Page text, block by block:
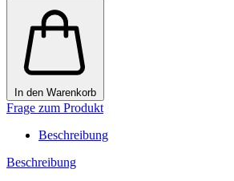
In den Warenkorb
Frage zum Produkt
Beschreibung
Beschreibung